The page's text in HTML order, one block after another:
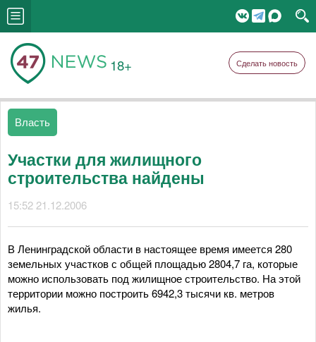
18+ Сделать новость
Власть
Участки для жилищного
строительства найдены
15:52 21.12.2006
В Ленинградской области в настоящее время имеется 280
земельных участков с общей площадью 2804,7 га, которые
можно использовать под жилищное строительство. На этой
территории можно построить 6942,3 тысячи кв. метров
жилья.